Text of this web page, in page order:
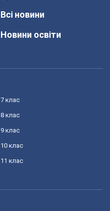
Всі новини
Новини освіти
7 клас
8 клас
9 клас
10 клас
11 клас